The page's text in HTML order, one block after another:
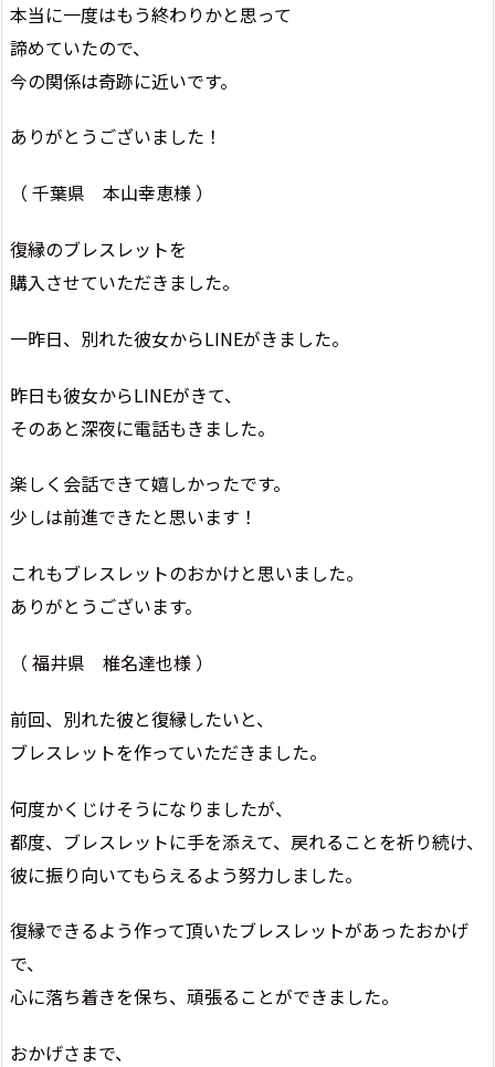
本当に一度はもう終わりかと思って
諦めていたので、
今の関係は奇跡に近いです。
ありがとうございました！
（ 千葉県 本山幸恵様 ）
復縁のブレスレットを
購入させていただきました。
一昨日、別れた彼女からLINEがきました。
昨日も彼女からLINEがきて、
そのあと深夜に電話もきました。
楽しく会話できて嬉しかったです。
少しは前進できたと思います！
これもブレスレットのおかけと思いました。
ありがとうございます。
（ 福井県 椎名達也様 ）
前回、別れた彼と復縁したいと、
ブレスレットを作っていただきました。
何度かくじけそうになりましたが、
都度、ブレスレットに手を添えて、戻れることを祈り続け、
彼に振り向いてもらえるよう努力しました。
復縁できるよう作って頂いたブレスレットがあったおかげ
で、
心に落ち着きを保ち、頑張ることができました。
おかげさまで、